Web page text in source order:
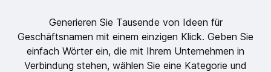
Generieren Sie Tausende von Ideen für
Geschäftsnamen mit einem einzigen Klick. Geben Sie
einfach Wörter ein, die mit Ihrem Unternehmen in
Verbindung stehen, wählen Sie eine Kategorie und